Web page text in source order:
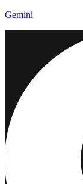
Gemini